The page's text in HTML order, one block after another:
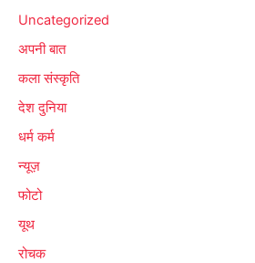
Uncategorized
अपनी बात
कला संस्कृति
देश दुनिया
धर्म कर्म
न्यूज़
फोटो
यूथ
रोचक